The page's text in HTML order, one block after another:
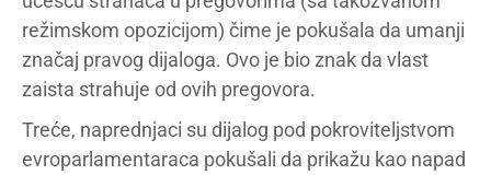
režimskom opozicijom) čime je pokušala da umanji
značaj pravog dijaloga. Ovo je bio znak da vlast
zaista strahuje od ovih pregovora.
Treće, naprednjaci su dijalog pod pokroviteljstvom
evroparlamentaraca pokušali da prikažu kao napad